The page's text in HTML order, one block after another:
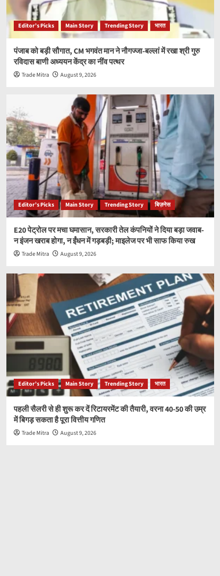
Editor’s Picks Main Story Trending Story भारत
पंजाब को बड़ी सौगात, CM भगवंत मान ने नौगज्जा-बल्लां में रखा श्री गुरु
रविदास बाणी अध्ययन केंद्र का नींव पत्थर
Trade Mitra August 9, 2026
Editor’s Picks Main Story Trending Story बिज़नेस
E20 पेट्रोल पर मचा घमासान, सरकारी तेल कंपनियों ने दिया बड़ा जवाब-
न इंजन खराब होगा, न ईंधन में गड़बड़ी; माइलेज पर भी साफ किया रुख
Trade Mitra August 9, 2026
Editor’s Picks Main Story Trending Story भारत
पहली सैलरी से ही शुरू कर दें रिटायरमेंट की तैयारी, वरना 40-50 की उम्र
में बिगड़ सकता है पूरा वित्तीय गणित
Trade Mitra August 9, 2026